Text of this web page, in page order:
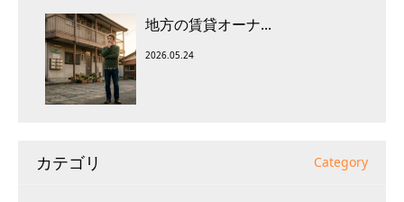
地方の賃貸オーナ...
2026.05.24
カテゴリ Category